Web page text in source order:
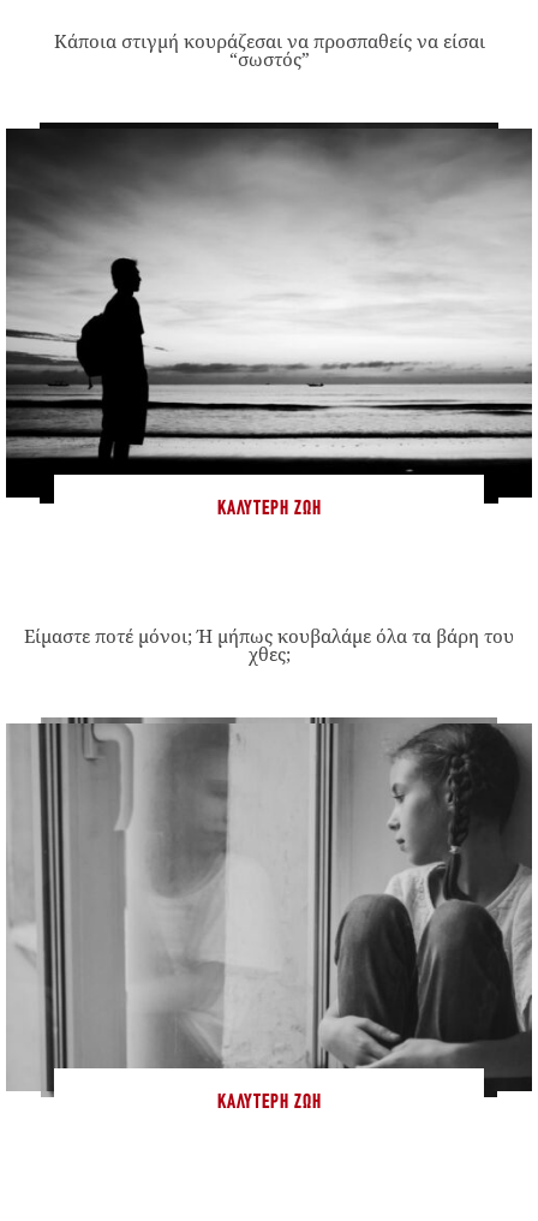
Κάποια στιγμή κουράζεσαι να προσπαθείς να είσαι
“σωστός”
ΚΑΛΎΤΕΡΗ ΖΩΉ
Είμαστε ποτέ μόνοι; Ή μήπως κουβαλάμε όλα τα βάρη του
χθες;
ΚΑΛΎΤΕΡΗ ΖΩΉ